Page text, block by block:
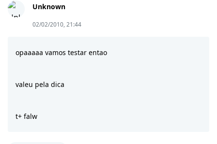
Unknown
02/02/2010, 21:44
opaaaaa vamos testar entao
valeu pela dica
t+ falw